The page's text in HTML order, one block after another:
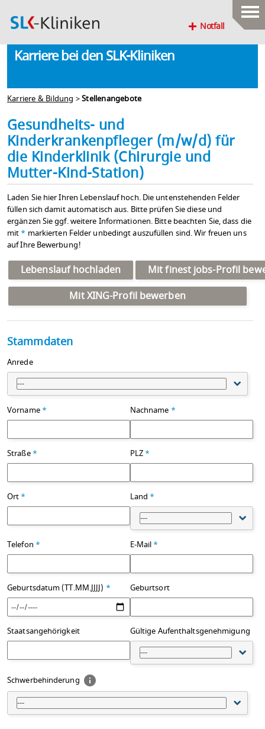
Notfall
Karriere bei den SLK-Kliniken
Karriere & Bildung >Stellenangebote
Gesundheits- und
Kinderkrankenpfleger (m/w/d) für
die Kinderklinik (Chirurgie und
Mutter-Kind-Station)
Laden Sie hier Ihren Lebenslauf hoch. Die untenstehenden Felder
füllen sich damit automatisch aus. Bitte prüfen Sie diese und
ergänzen Sie ggf. weitere Informationen. Bitte beachten Sie, dass die
mit * markierten Felder unbedingt auszufüllen sind. Wir freuen uns
auf Ihre Bewerbung!
Lebenslauf hochladen
Mit finest jobs-Profil
Mit XING-Profil bewerben
Stammdaten
Anrede
---
Vorname * Nachname *
Straße * PLZ *
Ort * Land *
---
Telefon * E-Mail *
Geburtsdatum (TT.MM.JJJJ) * Geburtsort
Staatsangehörigkeit Gültige Aufenthaltsgenehmigung
---
Schwerbehinderung
---